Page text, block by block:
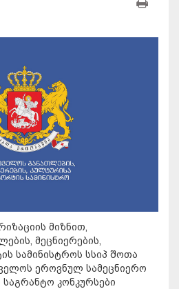
მიზნით,
მეცნიერების,
სამინისტროს სსიპ შოთა
ეროვნულ სამეცნიერო
კონკურსები